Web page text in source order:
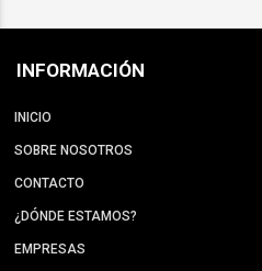
INFORMACIÓN
INICIO
SOBRE NOSOTROS
CONTACTO
¿DÓNDE ESTAMOS?
EMPRESAS